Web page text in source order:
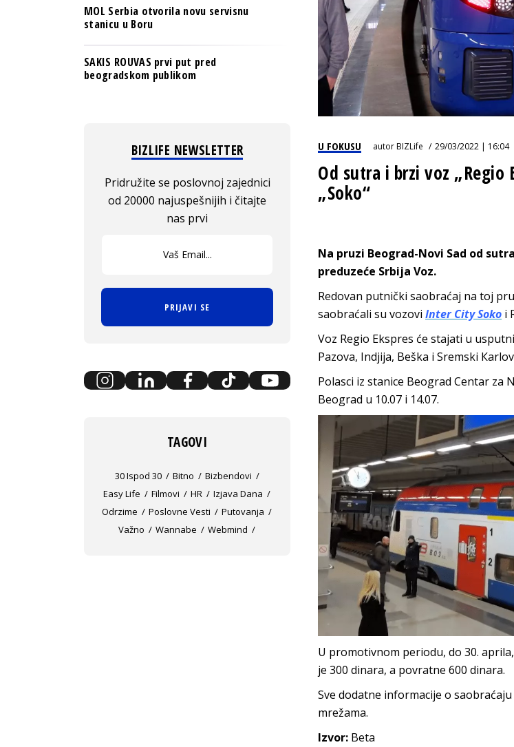
U FOKUSU autorBIZLife 29/03/2022 | 16:04
Od sutra i brzi voz „Regio
„Soko“
Na pruzi Beograd-Novi Sad od
preduzeće Srbija Voz.
Redovan putnički saobraćaj na toj
saobraćali su vozovi Inter City Soko i
Voz Regio Ekspres će stajati u
Pazova, Indjija, Beška i Sremski
Polasci iz stanice Beograd Centar za
Beograd u 10.07 i 14.07.
U promotivnom periodu, do 30.
je 300 dinara, a povratne 600 dinara.
Sve dodatne informacije o
mrežama.
Izvor: Beta
MOL Serbia otvorila novu servisnu
stanicu u Boru
SAKIS ROUVAS prvi put pred
beogradskom publikom
BIZLIFE NEWSLETTER
Pridružite se poslovnoj zajednici
od 20000 najuspešnijih i čitajte
nas prvi
PRIJAVI SE
TAGOVI
30 Ispod 30 Bitno
Bizbendovi
Easy Life
Filmovi HR
Izjava Dana
Odrzime
Poslovne Vesti
Putovanja
Važno
Wannabe Webmind